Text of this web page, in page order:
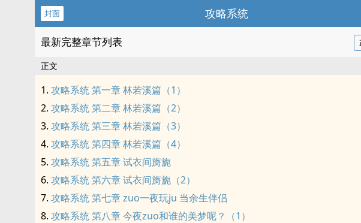
封面 攻略系统
最新完整章节列表
正文
攻略系统 第一章 林若溪篇（1）
攻略系统 第二章 林若溪篇（2）
攻略系统 第三章 林若溪篇（3）
攻略系统 第四章 林若溪篇（4）
攻略系统 第五章 试衣间旖旎
攻略系统 第六章 试衣间旖旎（2）
攻略系统 第七章 zuo一夜玩ju 当余生伴侣
攻略系统 第八章 今夜zuo和谁的美梦呢？（1）